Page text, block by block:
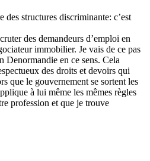
des structures discriminante: c’est
des demandeurs d’emploi en
immobilier. Je vais de ce pas
Denormandie en ce sens. Cela
des droits et devoirs qui
que le gouvernement se sortent les
à lui même les mêmes règles
profession et que je trouve